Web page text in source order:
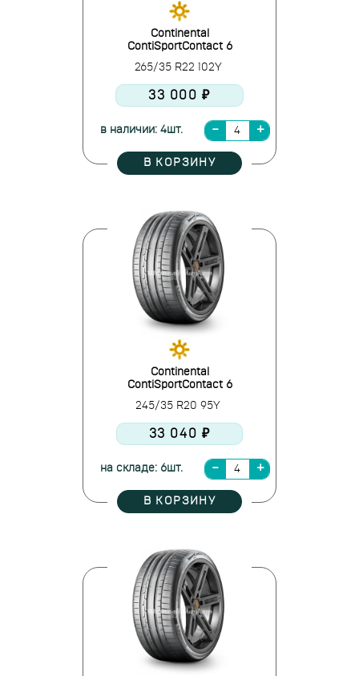
Continental
ContiSportContact 6
265/35 R22 102Y
33 000 ₽
в наличии: 4шт.
В КОРЗИНУ
Continental
ContiSportContact 6
245/35 R20 95Y
33 040 ₽
на складе: 6шт.
В КОРЗИНУ